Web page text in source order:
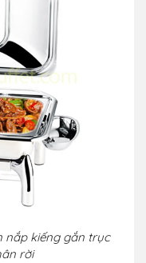
nắp kiếng gắn trục
rời